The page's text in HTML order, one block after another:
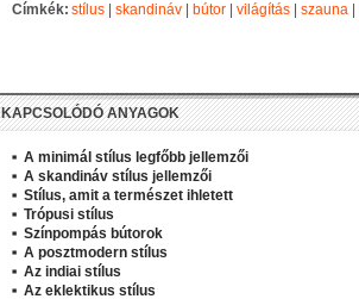
Címkék:stílus skandináv bútor világítás szauna
KAPCSOLÓDÓ ANYAGOK
A minimál stílus legfőbb jellemzői
A skandináv stílus jellemzői
Stílus, amit a természet ihletett
Trópusi stílus
Színpompás bútorok
A posztmodern stílus
Az indiai stílus
Az eklektikus stílus